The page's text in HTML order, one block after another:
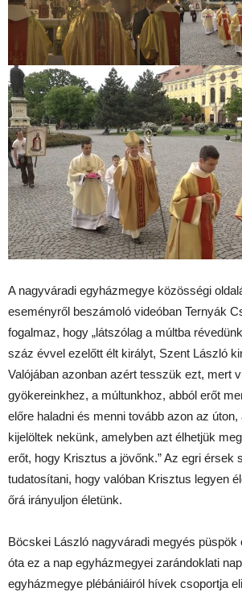
A nagyváradi egyházmegye közösségi
eseményről beszámoló videóban Ternyák
fogalmaz, hogy „látszólag a múltba
száz évvel ezelőtt élt királyt, Szent László
Valójában azonban azért tesszük ezt, mert
gyökereinkhez, a múltunkhoz, abból erőt
előre haladni és menni tovább azon az
kijelöltek nekünk, amelyben azt élhetjük
erőt, hogy Krisztus a jövőnk.” Az egri érsek
tudatosítani, hogy valóban Krisztus legyen
őrá irányuljon életünk.
Böcskei László nagyváradi megyés püspök
óta ez a nap egyházmegyei zarándoklati
egyházmegye plébániáiról hívek csoportja